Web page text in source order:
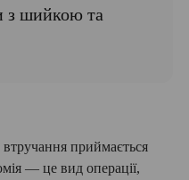
з шийкою та
втручання приймається
— це вид операції,